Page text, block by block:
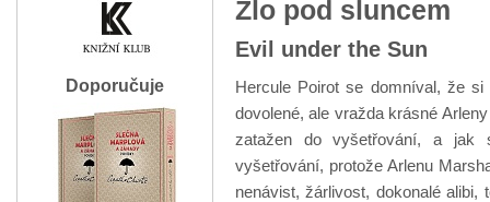
Zlo pod sluncem
Evil under the Sun
Hercule Poirot se domníval, že
dovolené, ale vražda krásné
zatažen do vyšetřování, a jak
vyšetřování, protože Arlenu
nenávist, žárlivost, dokonalé
Doporučuje